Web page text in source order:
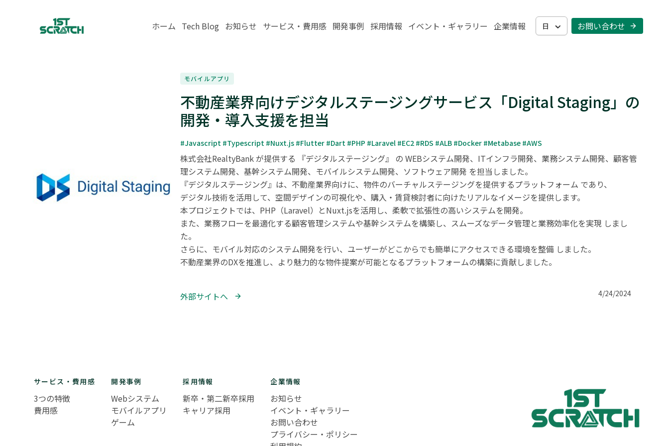
ホーム Tech Blog お知らせ サービス・費用感 開発事例 採用情報 イベント・ギャラリー 企業情報 日
モバイルアプリ
不動産業界向けデジタルステージングサービス「Digital Staging」の
開発・導入支援を担当
#Javascript #Typescript #Nuxt.js #Flutter #Dart #PHP #Laravel #EC2 #RDS #ALB #Docker #Metabase #AWS
株式会社RealtyBank が提供する 『デジタルステージング』 の WEBシステム開発、ITインフラ開発、業務システム開発、顧客管
理システム開発、基幹システム開発、モバイルシステム開発、ソフトウェア開発 を担当しました。
『デジタルステージング』は、不動産業界向けに、物件のバーチャルステージングを提供するプラットフォーム であり、
デジタル技術を活用して、空間デザインの可視化や、購入・賃貸検討者に向けたリアルなイメージを提供します。
本プロジェクトでは、PHP（Laravel）とNuxt.jsを活用し、柔軟で拡張性の高いシステムを開発。
また、業務フローを最適化する顧客管理システムや基幹システムを構築し、スムーズなデータ管理と業務効率化を実現 しまし
た。
さらに、モバイル対応のシステム開発を行い、ユーザーがどこからでも簡単にアクセスできる環境を整備 しました。
不動産業界のDXを推進し、より魅力的な物件提案が可能となるプラットフォームの構築に貢献しました。
外部サイトへ 4/24/2024
サービス・費用感
3つの特徴
費用感
開発事例
Webシステム
モバイルアプリ
ゲーム
採用情報
新卒・第二新卒採用
キャリア採用
企業情報
お知らせ
イベント・ギャラリー
お問い合わせ
プライバシー・ポリシー